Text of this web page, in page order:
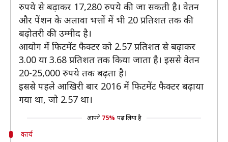
रुपये से बढ़ाकर 17,280 रुपये की जा सकती है। वेतन
और पेंशन के अलावा भत्तों में भी 20 प्रतिशत तक की
बढ़ोतरी की उम्मीद है।
आयोग में फिटमेंट फैक्टर को 2.57 प्रतिशत से बढ़ाकर
3.00 या 3.68 प्रतिशत तक किया जाता है। इससे वेतन
20-25,000 रुपये तक बढ़ता है।
इससे पहले आखिरी बार 2016 में फिटमेंट फैक्टर बढ़ाया
गया था, जो 2.57 था।
आपने 75% पढ़ लिया है
कार्य